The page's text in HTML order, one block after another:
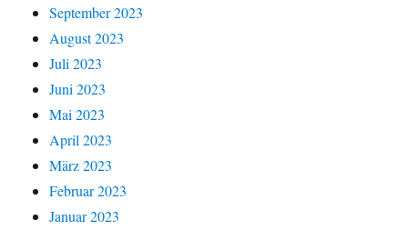
September 2023
August 2023
Juli 2023
Juni 2023
Mai 2023
April 2023
März 2023
Februar 2023
Januar 2023